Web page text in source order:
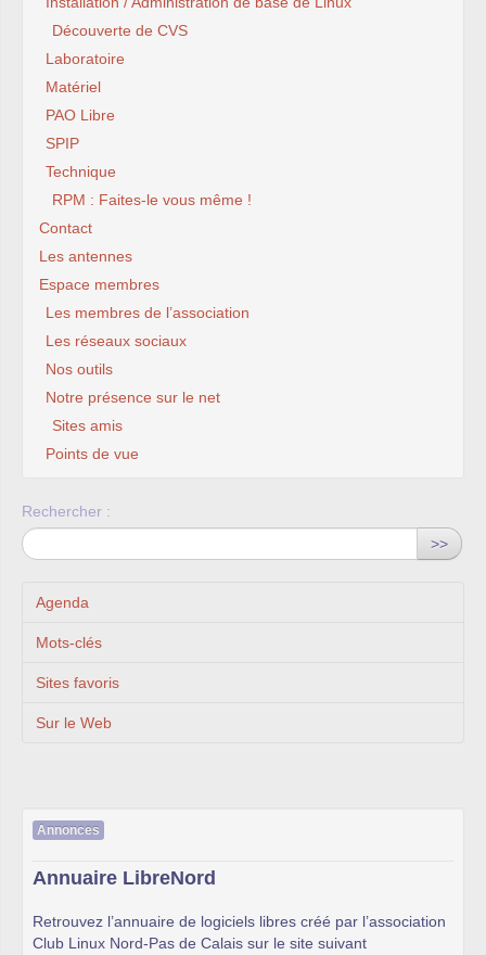
Découverte de CVS
Laboratoire
Matériel
PAO Libre
SPIP
Technique
RPM : Faites-le vous même !
Contact
Les antennes
Espace membres
Les membres de l’association
Les réseaux sociaux
Nos outils
Notre présence sur le net
Sites amis
Points de vue
Rechercher :
>>
Agenda
Mots-clés
Sites favoris
Sur le Web
Annonces
Annuaire LibreNord
Retrouvez l’annuaire de logiciels libres créé par l’association
Club Linux Nord-Pas de Calais sur le site suivant